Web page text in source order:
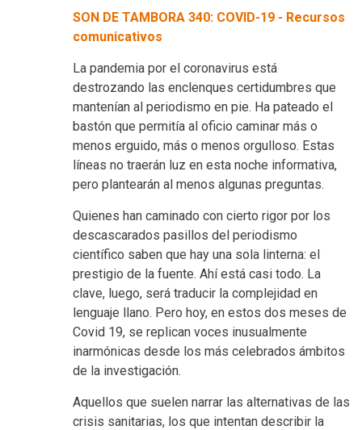
SON DE TAMBORA 340: COVID-19 - Recursos
comunicativos
La pandemia por el coronavirus está
destrozando las enclenques certidumbres que
mantenían al periodismo en pie. Ha pateado el
bastón que permitía al oficio caminar más o
menos erguido, más o menos orgulloso. Estas
líneas no traerán luz en esta noche informativa,
pero plantearán al menos algunas preguntas.
Quienes han caminado con cierto rigor por los
descascarados pasillos del periodismo
científico saben que hay una sola linterna: el
prestigio de la fuente. Ahí está casi todo. La
clave, luego, será traducir la complejidad en
lenguaje llano. Pero hoy, en estos dos meses de
Covid 19, se replican voces inusualmente
inarmónicas desde los más celebrados ámbitos
de la investigación.
Aquellos que suelen narrar las alternativas de las
crisis sanitarias, los que intentan describir la